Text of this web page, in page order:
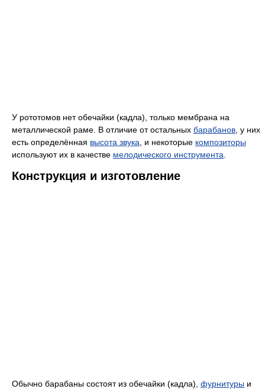
У рототомов нет обечайки (кадла), только мембрана на
металлической раме. В отличие от остальных барабанов , у них
есть определённая высота звука , и некоторые композиторы
используют их в качестве мелодического инструмента
Конструкция и изготовление
Обычно барабаны состоят из обечайки (кадла), фурнитуры и